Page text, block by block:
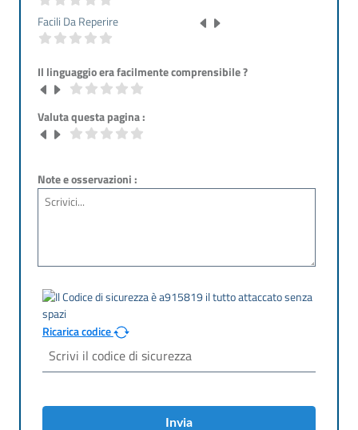
Facili Da Reperire
Il linguaggio era facilmente comprensibile ?
Valuta questa pagina :
Note e osservazioni :
Ricarica codice
Invia